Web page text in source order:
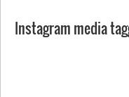
Instagram media